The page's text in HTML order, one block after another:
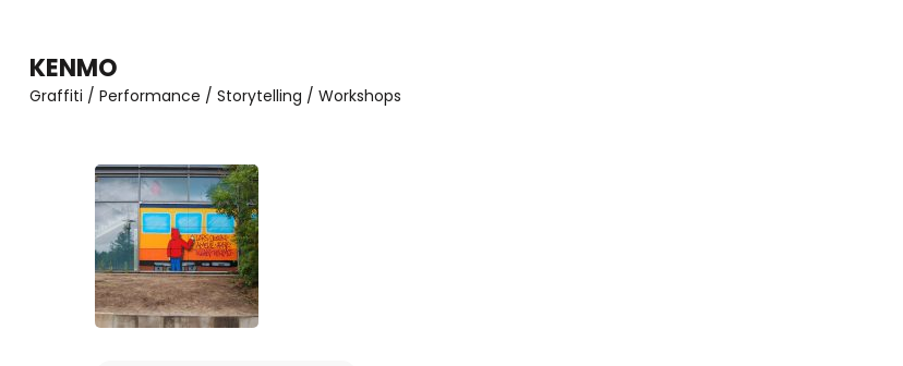
springen
KENMO
Graffiti / Performance / Storytelling / Workshops